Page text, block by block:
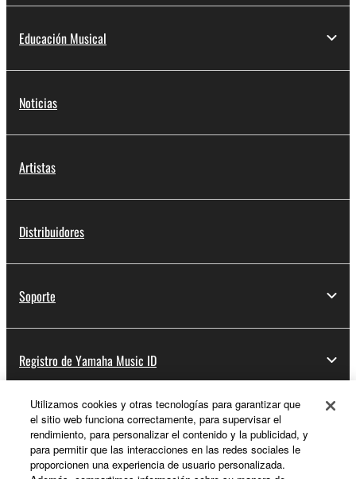
Educación Musical
Noticias
Artistas
Distribuidores
Soporte
Registro de Yamaha Music ID
Acerca de Yamaha
Utilizamos cookies y otras tecnologías para garantizar que
el sitio web funciona correctamente, para supervisar el
rendimiento, para personalizar el contenido y la publicidad, y
para permitir que las interacciones en las redes sociales le
proporcionen una experiencia de usuario personalizada.